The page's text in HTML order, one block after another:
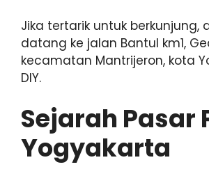
Jika tertarik untuk berkunjung,
datang ke jalan Bantul km1,
kecamatan Mantrijeron, kota
DIY.
Sejarah Pasar
Yogyakarta